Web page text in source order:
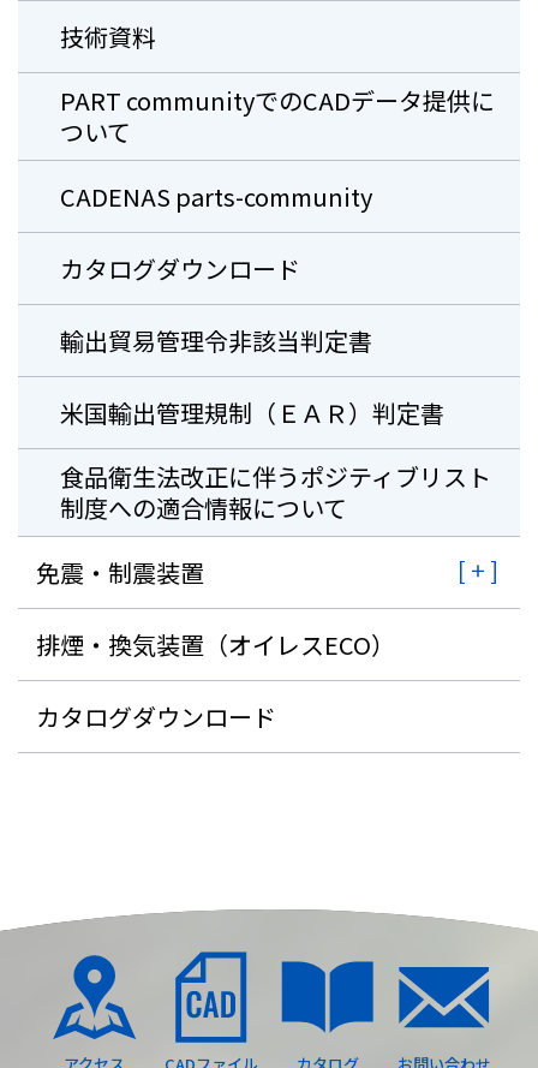
技術資料
PART communityでのCADデータ提供に
ついて
CADENAS parts-community
カタログダウンロード
輸出貿易管理令非該当判定書
米国輸出管理規制（ＥＡＲ）判定書
⾷品衛⽣法改正に伴うポジティブリスト
制度への適合情報について
免震・制震装置
排煙・換気装置（オイレスECO）
カタログダウンロード